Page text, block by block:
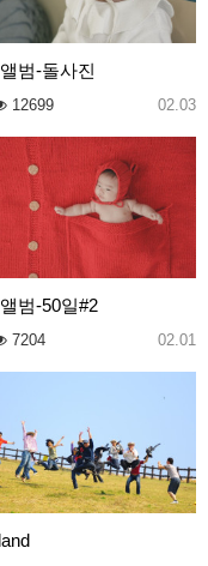
범-돌사진
12699 02.03
범-50일#2
7204 02.01